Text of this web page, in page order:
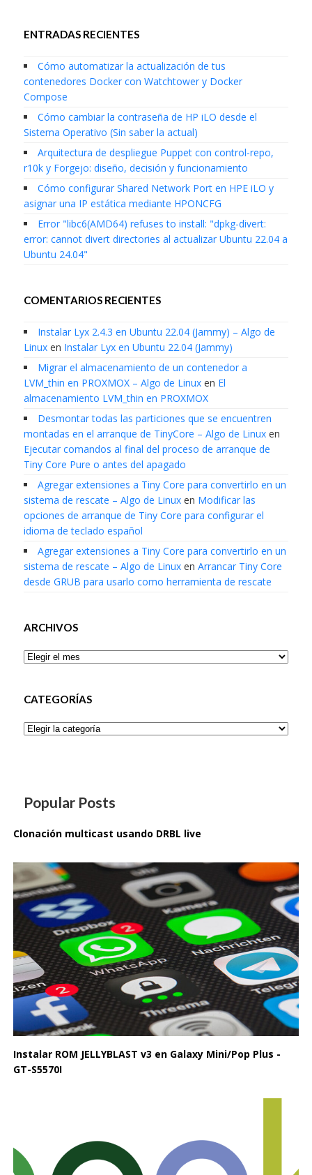
ENTRADAS RECIENTES
Cómo automatizar la actualización de tus
contenedores Docker con Watchtower y Docker
Compose
Cómo cambiar la contraseña de HP iLO desde el
Sistema Operativo (Sin saber la actual)
Arquitectura de despliegue Puppet con control-repo,
r10k y Forgejo: diseño, decisión y funcionamiento
Cómo configurar Shared Network Port en HPE iLO y
asignar una IP estática mediante HPONCFG
Error "libc6(AMD64) refuses to install: "dpkg-divert:
error: cannot divert directories al actualizar Ubuntu 22.04 a
Ubuntu 24.04"
COMENTARIOS RECIENTES
Instalar Lyx 2.4.3 en Ubuntu 22.04 (Jammy) – Algo de
Linuxen Instalar Lyx en Ubuntu 22.04 (Jammy)
Migrar el almacenamiento de un contenedor a
LVM_thin en PROXMOX – Algo de Linuxen El
almacenamiento LVM_thin en PROXMOX
Desmontar todas las particiones que se encuentren
montadas en el arranque de TinyCore – Algo de Linuxen
Ejecutar comandos al final del proceso de arranque de
Tiny Core Pure o antes del apagado
Agregar extensiones a Tiny Core para convertirlo en un
sistema de rescate – Algo de Linuxen Modificar las
opciones de arranque de Tiny Core para configurar el
idioma de teclado español
Agregar extensiones a Tiny Core para convertirlo en un
sistema de rescate – Algo de Linuxen Arrancar Tiny Core
desde GRUB para usarlo como herramienta de rescate
ARCHIVOS
Archivos
CATEGORÍAS
Categorías
Popular Posts
Clonación multicast usando DRBL live
Instalar ROM JELLYBLAST v3 en Galaxy Mini/Pop Plus -
GT-S5570I